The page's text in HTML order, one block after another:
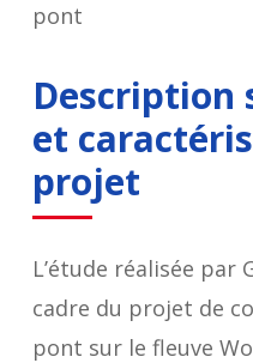
pont
Description
et
projet
L’étude réalisée par
cadre du projet de
pont sur le fleuve